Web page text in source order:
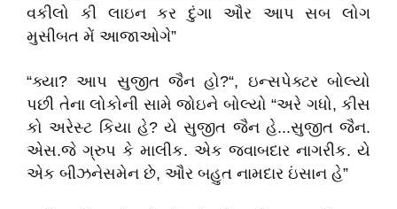
વકીલો કી લાઇન કર દુંગા ઔર આપ સબ લોગ
મુસીબત મેં આજાઓગે”
“ક્યા? આપ સુજીત જૈન હો?“, ઇન્સપેક્ટર બોલ્યો
પછી તેના લોકોની સામે જોઇને બોલ્યો “અરે ગધો, કીસ
કો અરેસ્ટ કિયા હે? યે સુજીત જૈન હે...સુજીત જૈન.
એસ.જે ગ્રુપ કે માલીક. એક જવાબદાર નાગરીક. યે
એક બીઝનેસમેન છે, ઔર બહુત નામદાર ઇંસાન હે”